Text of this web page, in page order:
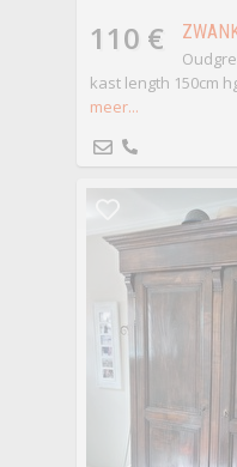
110 €
kast length 150cm
meer...